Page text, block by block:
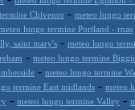
Chivenor - meteo lungo
lungo termine Portland - rnas
saint mary's - meteo lungo
- meteo lungo termine
- meteo lungo termine
termine East midlands - meteo
- meteo lungo termine Valley -